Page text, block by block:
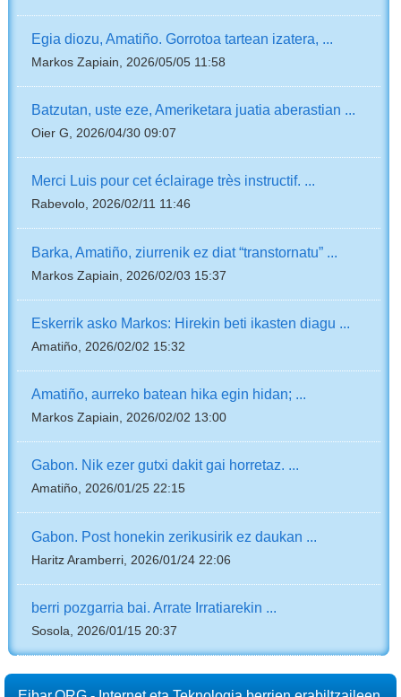
Egia diozu, Amatiño. Gorrotoa tartean izatera, ...
Markos Zapiain, 2026/05/05 11:58
Batzutan, uste eze, Ameriketara juatia aberastian ...
Oier G, 2026/04/30 09:07
Merci Luis pour cet éclairage très instructif. ...
Rabevolo, 2026/02/11 11:46
Barka, Amatiño, ziurrenik ez diat “transtornatu” ...
Markos Zapiain, 2026/02/03 15:37
Eskerrik asko Markos: Hirekin beti ikasten diagu ...
Amatiño, 2026/02/02 15:32
Amatiño, aurreko batean hika egin hidan; ...
Markos Zapiain, 2026/02/02 13:00
Gabon. Nik ezer gutxi dakit gai horretaz. ...
Amatiño, 2026/01/25 22:15
Gabon. Post honekin zerikusirik ez daukan ...
Haritz Aramberri, 2026/01/24 22:06
berri pozgarria bai. Arrate Irratiarekin ...
Sosola, 2026/01/15 20:37